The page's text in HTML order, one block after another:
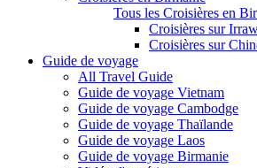
Tous les Croisières en
Croisières sur
Croisières sur
Guide de voyage
All Travel Guide
Guide de voyage Vietnam
Guide de voyage Cambodge
Guide de voyage Thaïlande
Guide de voyage Laos
Guide de voyage Birmanie